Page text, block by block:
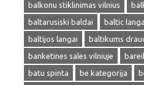
balkonu stiklinimas vilnius
baltarusiski baldai
baltic
baltijos langai
baltikums
banketines sales vilniuje
batu spinta
be kategorija